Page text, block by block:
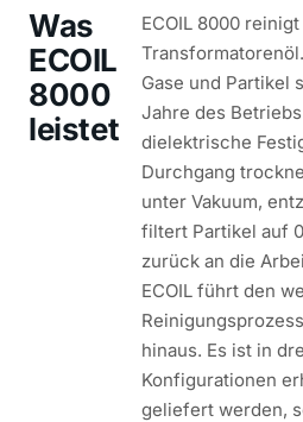
Was
ECOIL
8000
leistet
ECOIL 8000
Gase und Partikel
Jahre des
dielektrische
Durchgang
unter Vakuum,
filtert Partikel auf
zurück an die
ECOIL führt den
hinaus. Es ist in
Konfigurationen
geliefert werden,